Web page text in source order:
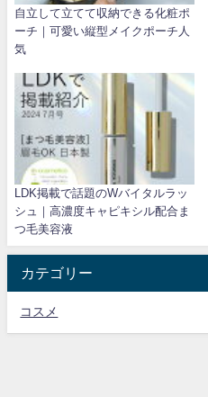
自立して立てて収納できる化粧ポ
ーチ｜可愛い縦型メイクポーチ人
気
LDK掲載で話題のWバイタルラッ
シュ｜高濃度キャピキシル配合ま
つ毛美容液
カテゴリー
コスメ